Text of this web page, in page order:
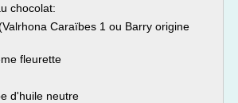
chocolat:
Caraïbes 1 ou Barry origine
fleurette
d'huile neutre